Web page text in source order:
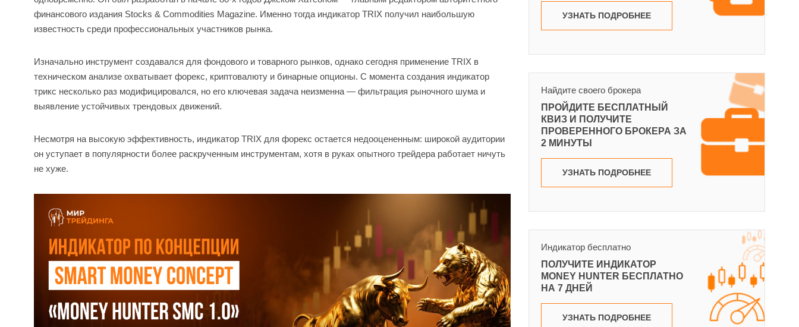
финансового издания Stocks & Commodities Magazine. Именно тогда индикатор TRIX получил наибольшую
известность среди профессиональных участников рынка.
Изначально инструмент создавался для фондового и товарного рынков, однако сегодня применение TRIX в
техническом анализе охватывает форекс, криптовалюту и бинарные опционы. С момента создания индикатор
трикс несколько раз модифицировался, но его ключевая задача неизменна — фильтрация рыночного шума и
выявление устойчивых трендовых движений.
Несмотря на высокую эффективность, индикатор TRIX для форекс остается недооцененным: широкой аудитории
он уступает в популярности более раскрученным инструментам, хотя в руках опытного трейдера работает ничуть
не хуже.
УЗНАТЬ ПОДРОБНЕЕ
Найдите своего брокера
ПРОЙДИТЕ БЕСПЛАТНЫЙ
КВИЗ И ПОЛУЧИТЕ
ПРОВЕРЕННОГО БРОКЕРА ЗА
2 МИНУТЫ
УЗНАТЬ ПОДРОБНЕЕ
Индикатор бесплатно
ПОЛУЧИТЕ ИНДИКАТОР
MONEY HUNTER БЕСПЛАТНО
НА 7 ДНЕЙ
УЗНАТЬ ПОДРОБНЕЕ